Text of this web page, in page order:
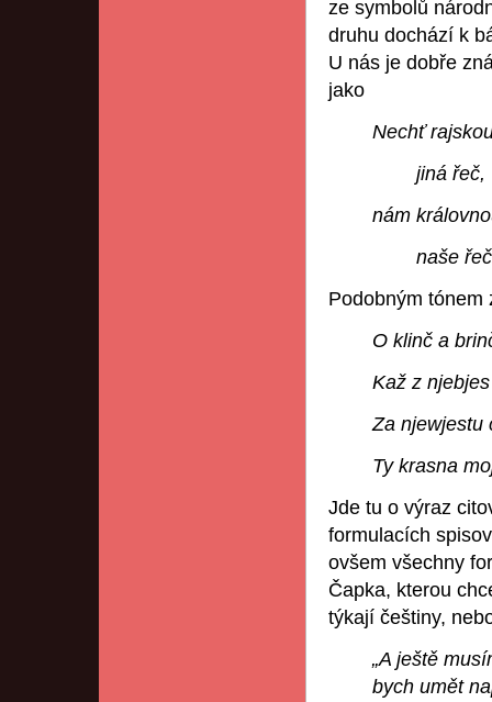
ze symbolů
druhu dochází k
U nás je dobře
jako
Nechť
jiná řeč,
nám
naše
Podobným tónem
O klinč a
Kaž z
Za njewjestu
Ty krasna
Jde tu o výraz
formulacích
ovšem všechny
Čapka, kterou
týkají češtiny,
„A ještě
bych umět